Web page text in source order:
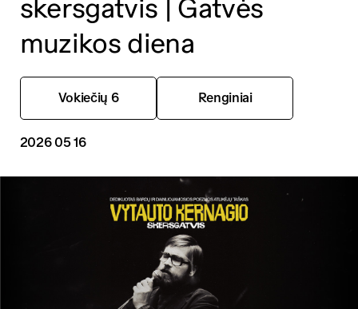
Vokiečių 6 Renginiai
skersgatvis | Gatvės
muzikos diena
2026 05 16